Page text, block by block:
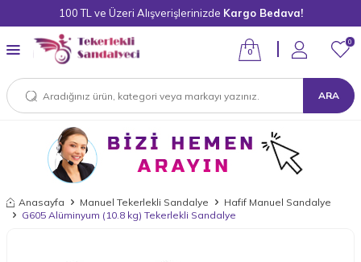
100 TL ve Üzeri Alışverişlerinizde Kargo Bedava!
ARA
0
0
Anasayfa Manuel Tekerlekli Sandalye
Hafif Manuel Sandalye
G605 Alüminyum (10.8 kg) Tekerlekli Sandalye